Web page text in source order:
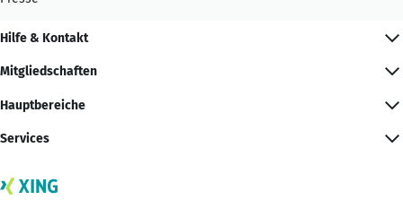
Hilfe & Kontakt
Mitgliedschaften
Hauptbereiche
Services